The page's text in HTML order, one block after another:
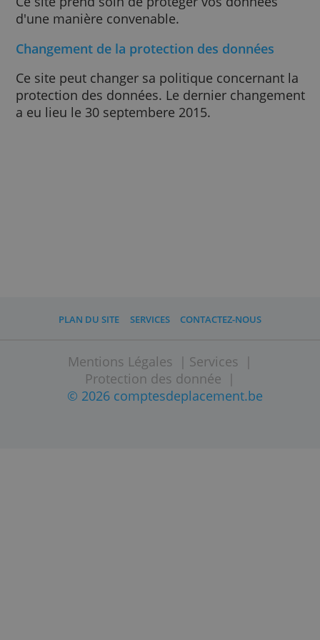
D'autres sites
Cette protection de données n'est valable
Le partage des données
protection des données. Le dernier